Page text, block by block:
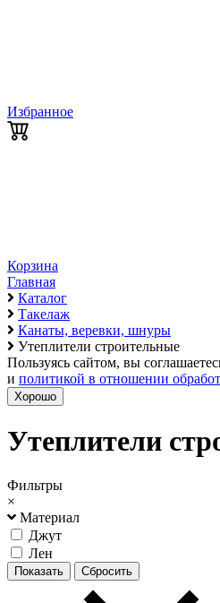
Избранное
Корзина
Главная
Каталог
Такелаж
Канаты, веревки, шнуры
Утеплители строительные
Пользуясь сайтом, вы
и политикой в отношении
Хорошо
Утеплители
Фильтры
×
Материал
Джут
Лен